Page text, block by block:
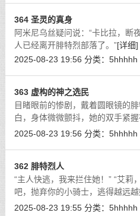
364 圣灵的真身
阿米尼乌丝疑问说：“卡比拉，断
人已经离开腓特烈部落了。”[详细]
2025-08-23 19:56 分类： 5hhhhh
363 虚构的神之选民
目睹眼前的惨剧，戴着圆眼镜的
白，身体微微颤抖，她的双手紧
白。[详细]
2025-08-23 19:56 分类： 5hhhhh
362 腓特烈人
“主人快逃，我来拦住她！” “艾
吧，抛弃你的小骑士，逃得越远
何侍奉高贵的龙族，就轮到你了
2025-08-23 19:55 分类： 5hhhhh